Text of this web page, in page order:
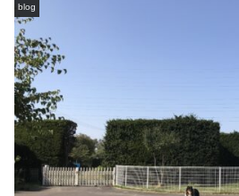
blog